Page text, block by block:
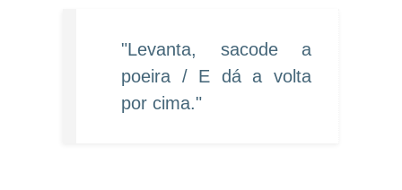
"Levanta, sacode a
poeira / E dá a volta
por cima."